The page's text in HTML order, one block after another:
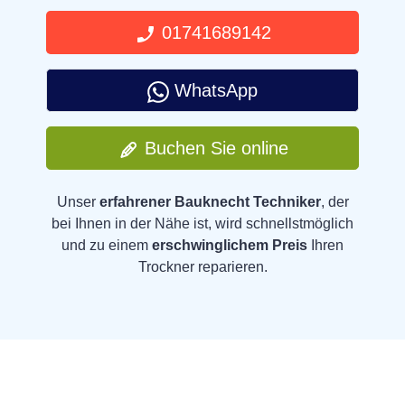
01741689142
WhatsApp
Buchen Sie online
Unser erfahrener Bauknecht Techniker, der
bei Ihnen in der Nähe ist, wird schnellstmöglich
und zu einem erschwinglichem Preis Ihren
Trockner reparieren.